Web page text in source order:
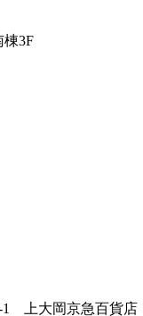
棟3F
1 上大岡京急百貨店